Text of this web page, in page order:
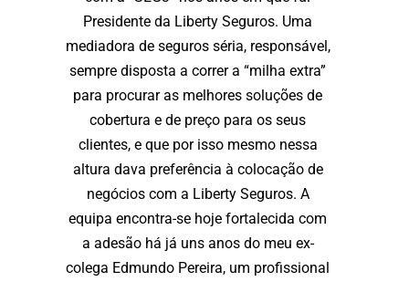
Presidente da Liberty Seguros. Uma
mediadora de seguros séria, responsável,
sempre disposta a correr a “milha extra”
para procurar as melhores soluções de
cobertura e de preço para os seus
clientes, e que por isso mesmo nessa
altura dava preferência à colocação de
negócios com a Liberty Seguros. A
equipa encontra-se hoje fortalecida com
a adesão há já uns anos do meu ex-
colega Edmundo Pereira, um profissional